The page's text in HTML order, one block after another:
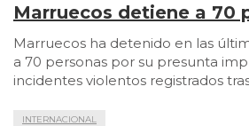
Marruecos detiene a 70
incidentes violentos
migratoria
Marruecos ha detenido en las
a 70 personas por su presunta
incidentes violentos registrados
INTERNACIONAL